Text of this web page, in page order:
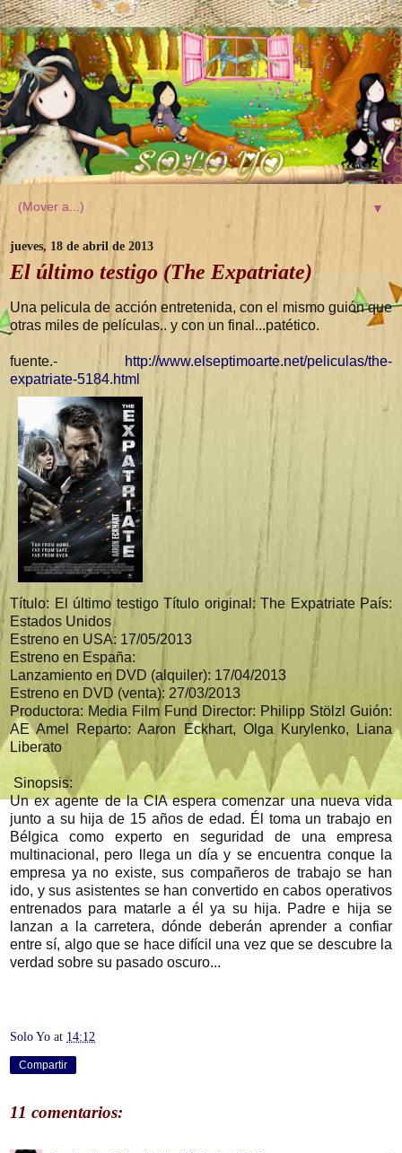
▼
jueves, 18 de abril de 2013
El último testigo (The Expatriate)
Una pelicula de acción entretenida, con el mismo guión que
otras miles de películas.. y con un final...patético.
fuente.-
http://www.elseptimoarte.net/peliculas/the-
expatriate-5184.html
Título: El último testigo Título original: The Expatriate País:
Estados Unidos
Estreno en USA: 17/05/2013
Estreno en España:
Lanzamiento en DVD (alquiler): 17/04/2013
Estreno en DVD (venta): 27/03/2013
Productora: Media Film Fund Director: Philipp Stölzl Guión:
AE Amel
Reparto: Aaron Eckhart, Olga Kurylenko, Liana
Liberato
Sinopsis:
Un ex agente de la CIA espera comenzar una nueva vida
junto a su hija de 15 años de edad. Él toma un trabajo en
Bélgica como experto en seguridad de una empresa
multinacional, pero llega un día y se encuentra conque la
empresa ya no existe, sus compañeros de trabajo se han
ido, y sus asistentes se han convertido en cabos operativos
entrenados para matarle a él ya su hija. Padre e hija se
lanzan a la carretera, dónde deberán aprender a confiar
entre sí, algo que se hace difícil una vez que se descubre la
verdad sobre su pasado oscuro...
Solo Yo at 14:12
Compartir
11 comentarios: